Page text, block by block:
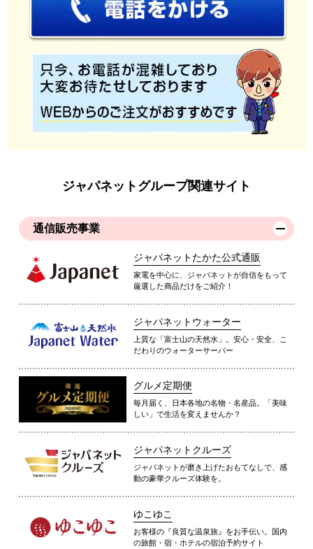
ジャパネットグループ関連サイト
通信販売事業
ジャパネットたかた公式通販
家電を中心に、ジャパネットが自信をもって
厳選した商品だけをご紹介！
ジャパネットウォーター
上質な「富士山の天然水」。安心・安全、こ
だわりのウォーターサーバー
グルメ定期便
毎月届く、日本各地の名物・名産品。「美味
しい」で生活を変えませんか？
ジャパネットクルーズ
ジャパネットが磨き上げたおもてなしで、感
動の豪華クルーズ体験を。
ゆこゆこ
お客様の『良質な温泉旅』をお手伝い。国内
の旅館・宿・ホテルの宿泊予約サイト